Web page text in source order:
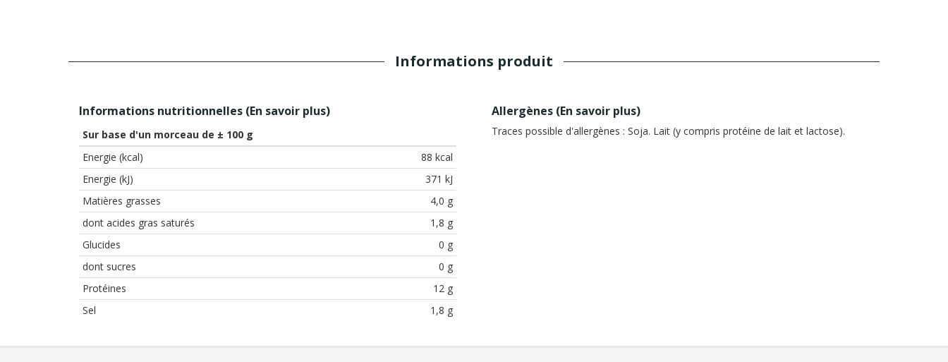
Informations produit
Informations nutritionnelles (En savoir plus)
Sur base d'un morceau de ± 100 g
Energie (kcal)
88 kcal
Energie (kJ)
371 kJ
Matières grasses
4,0 g
dont acides gras saturés
1,8 g
Glucides
0 g
dont sucres
0 g
Protéines
12 g
Sel
1,8 g
Allergènes (En savoir plus)
Traces possible d'allergènes : Soja. Lait (y compris protéine de lait et lactose).